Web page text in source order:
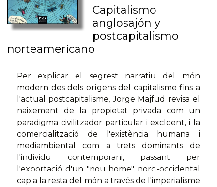
Capitalismo
anglosajón y
postcapitalismo
norteamericano
Per explicar el segrest narratiu del món
modern des dels orígens del capitalisme fins a
l'actual postcapitalisme, Jorge Majfud revisa el
naixement de la propietat privada com un
paradigma civilitzador particular i excloent, i la
comercialització de l'existència humana i
mediambiental com a trets dominants de
l'individu contemporani, passant per
l'exportació d'un "nou home" nord-occidental
cap a la resta del món a través de l'imperialisme